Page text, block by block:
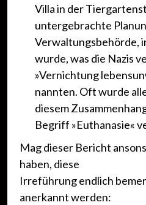
Villa in der
untergebrachte
Verwaltungsbehörde,
wurde, was die Nazis
»Vernichtung
nannten. Oft wurde
diesem
Begriff »Euthanasie«
Mag dieser Bericht
haben, diese
Irreführung endlich
anerkannt werden: